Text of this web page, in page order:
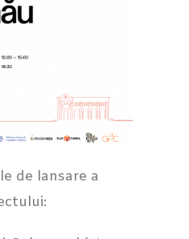
de lansare a